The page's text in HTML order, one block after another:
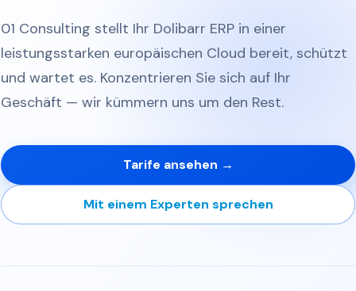
01 Consulting stellt Ihr Dolibarr ERP in einer
leistungsstarken europäischen Cloud bereit, schützt
und wartet es. Konzentrieren Sie sich auf Ihr
Geschäft — wir kümmern uns um den Rest.
Tarife ansehen →
Mit einem Experten sprechen